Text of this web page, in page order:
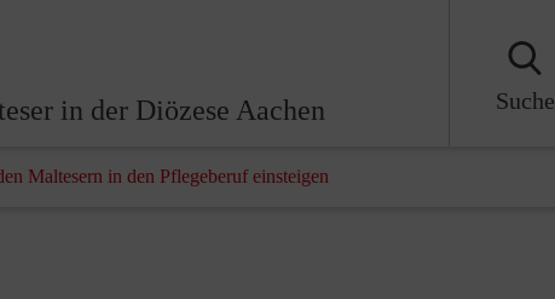
in der Diözese Aachen Suche
Maltesern in den Pflegeberuf einsteigen